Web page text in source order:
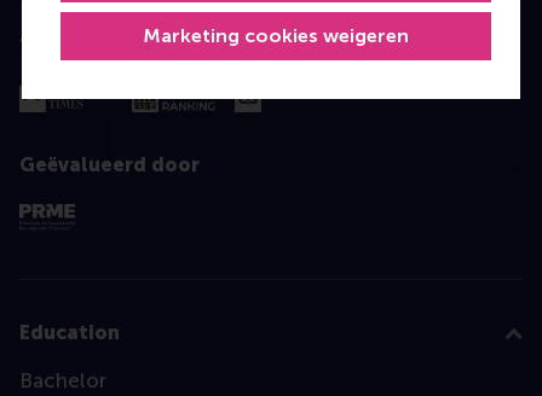
Marketing cookies weigeren
Top gerangschikt
Geëvalueerd door
Education
Bachelor